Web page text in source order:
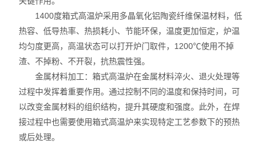
1400度箱式高温炉采用多晶氧化铝陶瓷纤维保温材料，低
热容、低导热率、热损耗小、节能环保，温度更加恒定，炉温
均匀度更高，高温状态可以打开炉门取件，1200℃使用不掉
渣、不掉粉、不开裂，抗热震性强。
金属材料加工：箱式高温炉在金属材料淬火、退火处理等
过程中发挥着重要作用。通过控制不同的温度和保持时间，可
以改变金属材料的组织结构，提升其硬度和强度。此外，在焊
接过程中也需要使用箱式高温炉来实现特定工艺参数下的预热
或后处理。